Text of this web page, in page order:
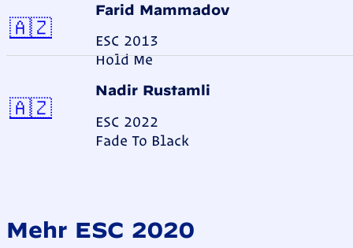
Farid Mammadov
ESC 2013
Hold Me
🇦🇿Aserbaidschan
Nadir Rustamli
ESC 2022
Fade To Black
🇦🇿Aserbaidschan
Mehr ESC 2020